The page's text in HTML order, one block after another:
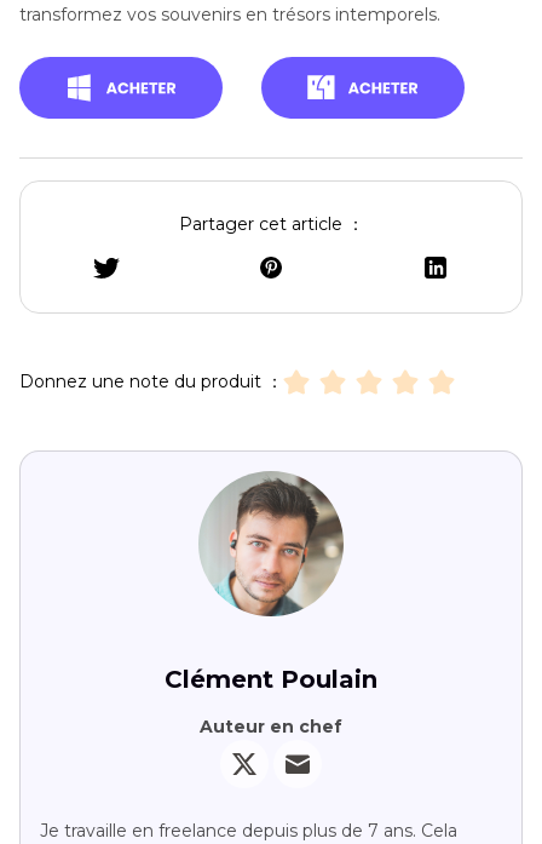
transformez vos souvenirs en trésors intemporels.
Partager cet article ：
Donnez une note du produit ：
Clément Poulain
Auteur en chef
Je travaille en freelance depuis plus de 7 ans. Cela